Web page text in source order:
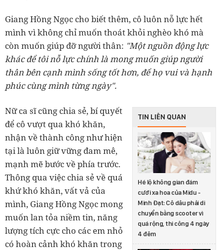
Giang Hồng Ngọc cho biết thêm, cô luôn nỗ lực hết
mình vì không chỉ muốn thoát khỏi nghèo khó mà
còn muốn giúp đỡ người thân: "Một nguồn động lực
khác để tôi nỗ lực chính là mong muốn giúp người
thân bên cạnh mình sống tốt hơn, để họ vui và hạnh
phúc cùng mình từng ngày".
TIN LIÊN QUAN
Hé lộ không gian đám
cưới xa hoa của Midu -
Minh Đạt: Cô dâu phải di
chuyển bằng scooter vì
quá rộng, thi công 4 ngày
4 đêm
Nữ ca sĩ cũng chia sẻ, bí quyết
để cô vượt qua khó khăn,
nhận về thành công như hiện
tại là luôn giữ vững đam mê,
mạnh mẽ bước về phía trước.
Thông qua việc chia sẻ về quá
khứ khó khăn, vất vả của
mình, Giang Hồng Ngọc mong
muốn lan tỏa niềm tin, năng
lượng tích cực cho các em nhỏ
có hoàn cảnh khó khăn trong